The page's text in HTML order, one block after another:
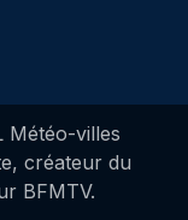
Météo-villes
créateur du
BFMTV.